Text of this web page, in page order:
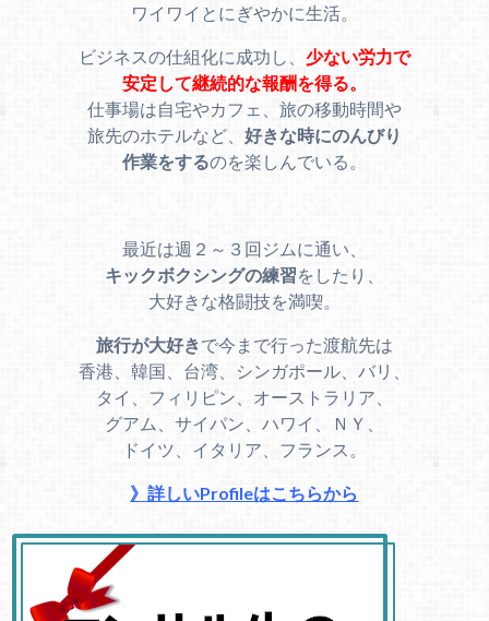
ワイワイとにぎやかに生活。
ビジネスの仕組化に成功し、 少ない労力で
安定して継続的な報酬を得る。
仕事場は自宅やカフェ、旅の移動時間や
旅先のホテルなど、 好きな時にのんびり
作業をするのを楽しんでいる。
最近は週２～３回ジムに通い、
キックボクシングの練習をしたり、
大好きな格闘技を満喫。
旅行が大好きで今まで行った渡航先は
香港、韓国、台湾、シンガポール、バリ、
タイ、フィリピン、オーストラリア、
グアム、サイパン、ハワイ、ＮＹ、
ドイツ、イタリア、フランス。
》詳しいProfileはこちらから